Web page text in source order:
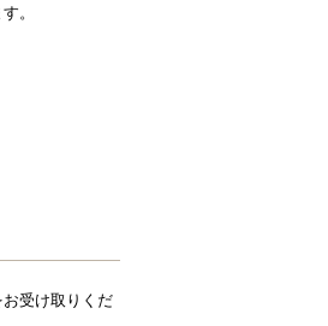
。
受け取りくだ